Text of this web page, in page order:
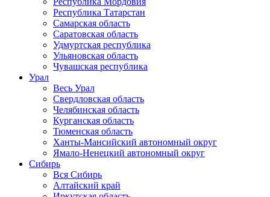
Республика Татарстан
Самарская область
Саратовская область
Удмуртская республика
Ульяновская область
Чувашская республика
Урал
Весь Урал
Свердловская область
Челябинская область
Курганская область
Тюменская область
Ханты-Мансийский автономный округ
Ямало-Ненецкий автономный округ
Сибирь
Вся Сибирь
Алтайский край